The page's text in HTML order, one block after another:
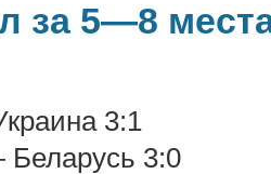
за 5—8
3:1
Беларусь 3:0